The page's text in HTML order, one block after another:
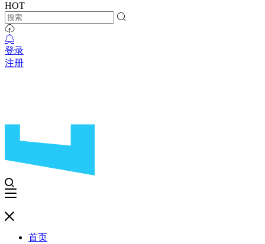
HOT
登录
注册
首页